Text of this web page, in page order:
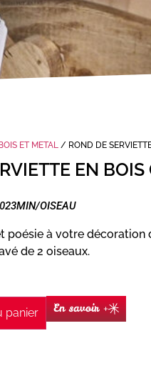
ET METAL / ROND DE
EN BOIS
OISEAU
poésie à votre décoration
de 2 oiseaux.
panier En savoir +